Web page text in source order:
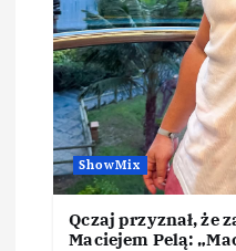
ShowMix
Qczaj przyznał, że
Maciejem Pelą: